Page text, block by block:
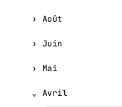
Août
Juin
Mai
Avril